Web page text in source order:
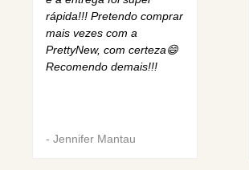
rápida!!! Pretendo comprar
mais vezes com a
PrettyNew, com certeza😄
Recomendo demais!!!
- Jennifer Mantau